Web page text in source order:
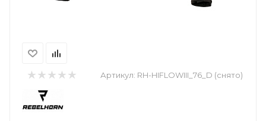
Артикул: RH-HIFLOWIII_76_D (снято)